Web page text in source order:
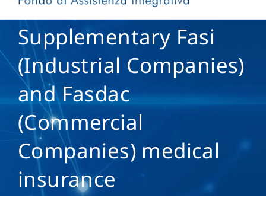
Supplementary Fasi
(Industrial Companies)
and Fasdac
(Commercial
Companies) medical
insurance